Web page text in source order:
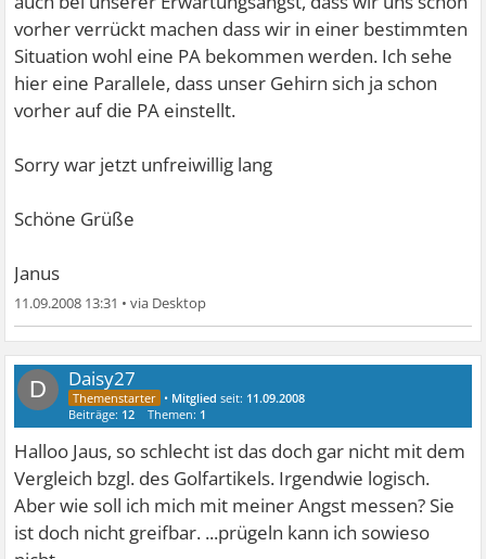
vorher verrückt machen dass wir in einer bestimmten
Situation wohl eine PA bekommen werden. Ich sehe
hier eine Parallele, dass unser Gehirn sich ja schon
vorher auf die PA einstellt.
Sorry war jetzt unfreiwillig lang
Schöne Grüße
Janus
11.09.2008 13:31 •
D Daisy27
• Mitglied seit: 11.09.2008
Beiträge: 12 Themen: 1
Halloo Jaus, so schlecht ist das doch gar nicht mit dem
Vergleich bzgl. des Golfartikels. Irgendwie logisch.
Aber wie soll ich mich mit meiner Angst messen? Sie
ist doch nicht greifbar. ...prügeln kann ich sowieso